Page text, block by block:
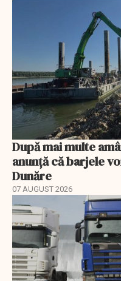
După mai multe
anunță că barjele
Dunăre
07 AUGUST 2026